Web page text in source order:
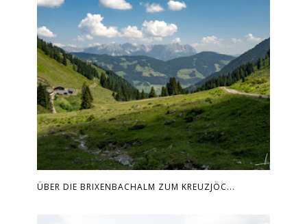
ÜBER DIE BRIXENBACHALM ZUM KREUZJÖC...